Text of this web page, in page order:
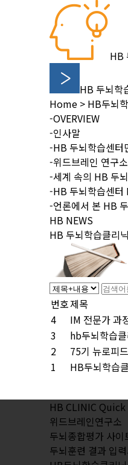
HB
HB 두뇌학
Home > HB두뇌
-OVERVIEW
-인사말
-HB 두뇌학습센터
-위드브레인 연구소
-세계 속의 HB 두
-HB 두뇌학습센터
-언론에서 본 HB
HB NEWS
HB 두뇌학습클리
번호제목
4
IM 전문가 과
3
hb두뇌학습
2
75기 뉴로피
1
HB두뇌학습
HB CLINIC Quick
위드브레인연구소
두뇌종합평가 사이
두뇌훈련 결과 입